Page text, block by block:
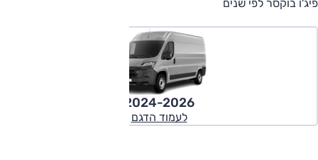
פיג'ו בוקסר לפי שנים
2024-2026
לעמוד הדגם